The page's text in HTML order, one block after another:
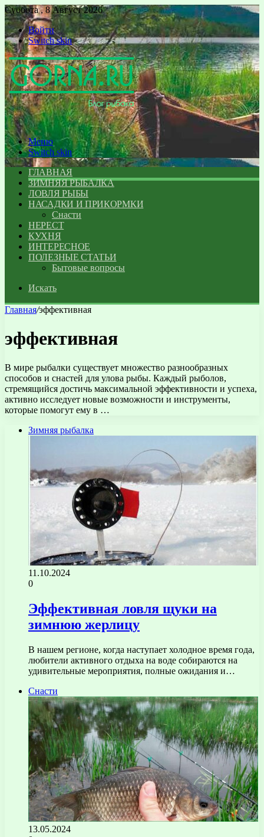
Суббота , 8 Август 2026
Войти
Switch skin
Меню
Switch skin
ГЛАВНАЯ
ЗИМНЯЯ РЫБАЛКА
ЛОВЛЯ РЫБЫ
НАСАДКИ И ПРИКОРМКИ
Снасти
НЕРЕСТ
КУХНЯ
ИНТЕРЕСНОЕ
ПОЛЕЗНЫЕ СТАТЬИ
Бытовые вопросы
Искать
Главная/эффективная
эффективная
В мире рыбалки существует множество разнообразных
способов и снастей для улова рыбы. Каждый рыболов,
стремящийся достичь максимальной эффективности и успеха,
активно исследует новые возможности и инструменты,
которые помогут ему в …
Зимняя рыбалка
11.10.2024
0
Эффективная ловля щуки на
зимнюю жерлицу
В нашем регионе, когда наступает холодное время года,
любители активного отдыха на воде собираются на
удивительные мероприятия, полные ожидания и…
Снасти
13.05.2024